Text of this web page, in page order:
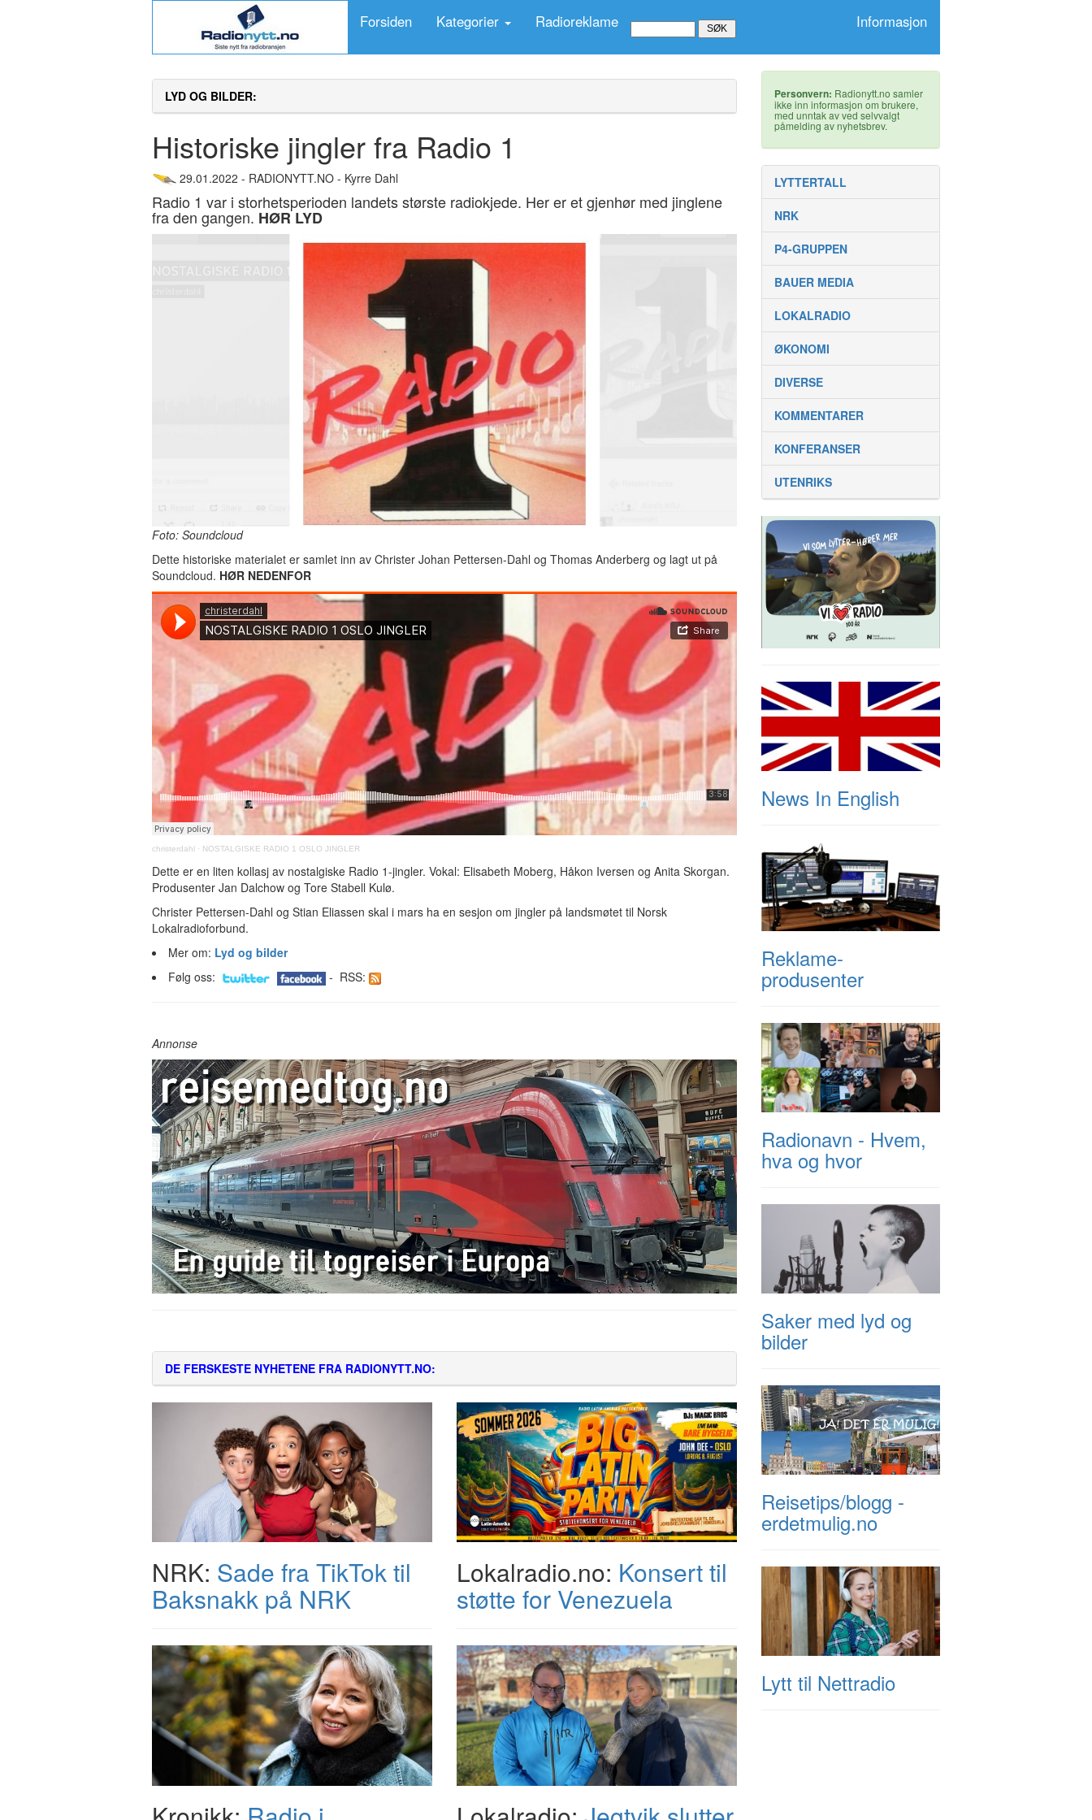
Forsiden Kategorier Radioreklame Informasjon
LYD OG BILDER:
Historiske jingler fra Radio 1
29.01.2022 - RADIONYTT.NO - Kyrre Dahl
Radio 1 var i storhetsperioden landets største radiokjede. Her er et gjenhør med jinglene
fra den gangen. HØR LYD
Foto: Soundcloud
Dette historiske materialet er samlet inn av Christer Johan Pettersen-Dahl og Thomas Anderberg og lagt ut på
Soundcloud. HØR NEDENFOR
christerdahl · NOSTALGISKE RADIO 1 OSLO JINGLER
Dette er en liten kollasj av nostalgiske Radio 1-jingler. Vokal: Elisabeth Moberg, Håkon Iversen og Anita Skorgan.
Produsenter Jan Dalchow og Tore Stabell Kulø.
Christer Pettersen-Dahl og Stian Eliassen skal i mars ha en sesjon om jingler på landsmøtet til Norsk
Lokalradioforbund.
Mer om: Lyd og bilder
Følg oss:
- RSS:
Annonse
DE FERSKESTE NYHETENE FRA RADIONYTT.NO:
NRK: Sade fra TikTok til
Baksnakk på NRK
Lokalradio.no: Konsert til
støtte for Venezuela
Personvern: Radionytt.no samler
ikke inn informasjon om brukere,
med unntak av ved selvvalgt
påmelding av nyhetsbrev.
LYTTERTALL
NRK
P4-GRUPPEN
BAUER MEDIA
LOKALRADIO
ØKONOMI
DIVERSE
KOMMENTARER
KONFERANSER
UTENRIKS
News In English
Reklame-
produsenter
Radionavn - Hvem,
hva og hvor
Saker med lyd og
bilder
Reisetips/blogg -
erdetmulig.no
Lytt til Nettradio